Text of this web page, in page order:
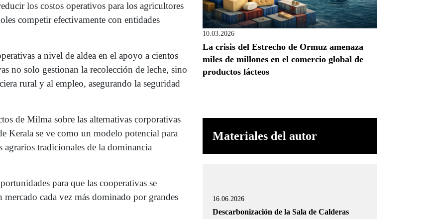
los costos operativos para los agricultores
competir efectivamente con entidades
a nivel de aldea en el apoyo a cientos
no solo gestionan la recolección de leche, sino
rural y al empleo, asegurando la seguridad
de Milma sobre las alternativas corporativas
Kerala se ve como un modelo potencial para
agrarios tradicionales de la dominancia
para que las cooperativas se
cada vez más dominado por grandes
10.03.2026
La crisis del Estrecho de Ormuz amenaza
miles de millones en el comercio global de
productos lácteos
Materiales del autor
16.06.2026
Descarbonización de la Sala de Calderas